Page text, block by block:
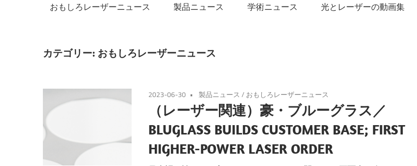
おもしろレーザーニュース 製品ニュース 学術ニュース 光とレーザーの動画集
カテゴリー: おもしろレーザーニュース
2023-06-30 製品ニュース / おもしろレーザーニュース
（レーザー関連）豪・ブルーグラス／
BLUGLASS BUILDS CUSTOMER BASE; FIRST
HIGHER-POWER LASER ORDER